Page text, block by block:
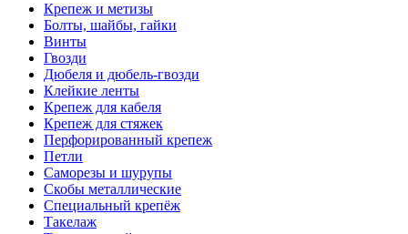
Крепеж и метизы
Болты, шайбы, гайки
Винты
Гвозди
Дюбеля и дюбель-гвозди
Клейкие ленты
Крепеж для кабеля
Крепеж для стяжек
Перфорированный крепеж
Петли
Саморезы и шурупы
Скобы металлические
Специальный крепёж
Такелаж